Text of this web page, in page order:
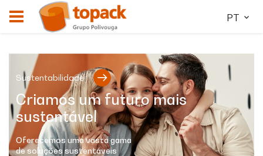
PT
Sustentabilidade
Criamos um futuro mais
sustentável
Oferecemos uma vasta gama
de soluções sustentáveis